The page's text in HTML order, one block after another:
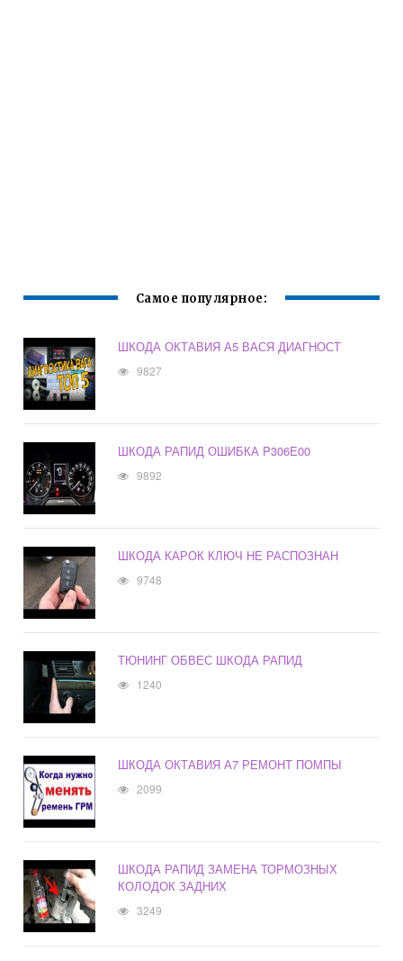
Самое популярное:
ШКОДА ОКТАВИЯ А5 ВАСЯ ДИАГНОСТ
9827
ШКОДА РАПИД ОШИБКА P306E00
9892
ШКОДА КАРОК КЛЮЧ НЕ РАСПОЗНАН
9748
ТЮНИНГ ОБВЕС ШКОДА РАПИД
1240
ШКОДА ОКТАВИЯ А7 РЕМОНТ ПОМПЫ
2099
ШКОДА РАПИД ЗАМЕНА ТОРМОЗНЫХ
КОЛОДОК ЗАДНИХ
3249